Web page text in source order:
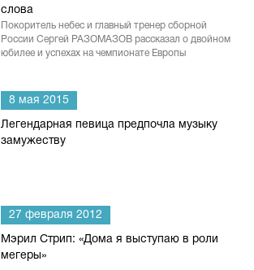
слова
Покоритель небес и главный тренер сборной
России Сергей РАЗОМАЗОВ рассказал о двойном
юбилее и успехах на чемпионате Европы
8 мая 2015
Легендарная певица предпочла музыку
замужеству
27 февраля 2012
Мэрил Стрип: «Дома я выступаю в роли
мегеры»